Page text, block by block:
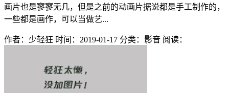
画片也是寥寥无几，但是之前的动画片据说都是手工制作的，
一些都是画作，可以当做艺...
作者：少轻狂 时间：2019-01-17 分类：影音 阅读：